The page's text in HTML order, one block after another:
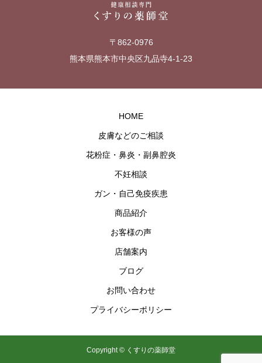
〒862-0976
熊本県熊本市中央区九品寺4-1-23
HOME
皮膚などのご相談
花粉症・鼻炎・副鼻腔炎
不妊相談
ガン・自己免疫疾患
商品紹介
お客様の声
店舗案内
ブログ
お問い合わせ
プライバシーポリシー
Copyright © くすりの薬師堂